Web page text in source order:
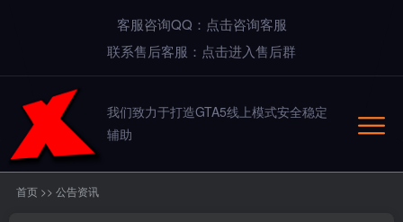
客服咨询QQ：点击咨询客服
联系售后客服：点击进入售后群
我们致力于打造GTA5线上模式安全稳定
辅助
首页 >> 公告资讯